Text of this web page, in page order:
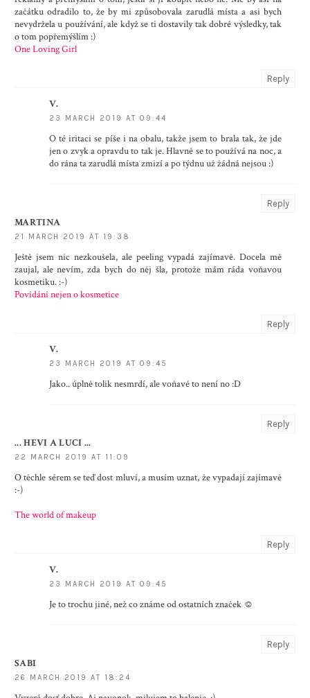
začátku odradilo to, že by mi způsobovala zarudlá místa a asi bych
nevydržela u používání, ale když se ti dostavily tak dobré výsledky, tak
o tom popřemýšlím :)
One Loving Girl
Reply
V.
23 MARCH 2019 AT 09:44
O té iritaci se píše i na obalu, takže jsem to brala tak, že jde
jen o zvyk a opravdu to tak je. Hlavně se to používá na noc, a
do rána ta zarudlá místa zmizí a po týdnu už žádná nejsou :)
Reply
MARTINA
21 MARCH 2019 AT 19:38
Ještě jsem nic nezkoušela, ale peeling vypadá zajímavě. Docela mě
zaujal, ale nevím, zda bych do něj šla, protože mám ráda voňavou
kosmetiku. :-)
Povídání nejen o kosmetice
Reply
V.
23 MARCH 2019 AT 09:45
Jako.. úplně tolik nesmrdí, ale voňavé to není no :D
Reply
... HEVI A LUCI ...
22 MARCH 2019 AT 11:09
O těchle sérem se teď dost mluví, a musím uznat, že vypadají zajímavě
:-)
The world of makeup
Reply
V.
23 MARCH 2019 AT 09:45
Je to trochu jiné, než co známe od ostatních značek ☺️
Reply
SABI
26 MARCH 2019 AT 18:24